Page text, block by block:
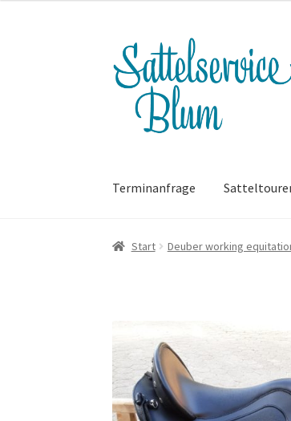
Zur
Navigation
springen
Zum
Inhalt
springen
Terminanfrage
Start Deuber working